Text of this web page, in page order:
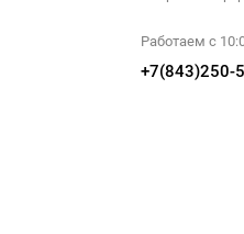
Работаем с
+7(843)250-